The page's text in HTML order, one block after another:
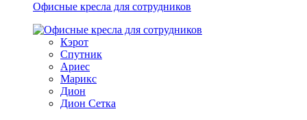
Офисные кресла для сотрудников
Кэрот
Спутник
Ариес
Марикс
Дион
Дион Сетка